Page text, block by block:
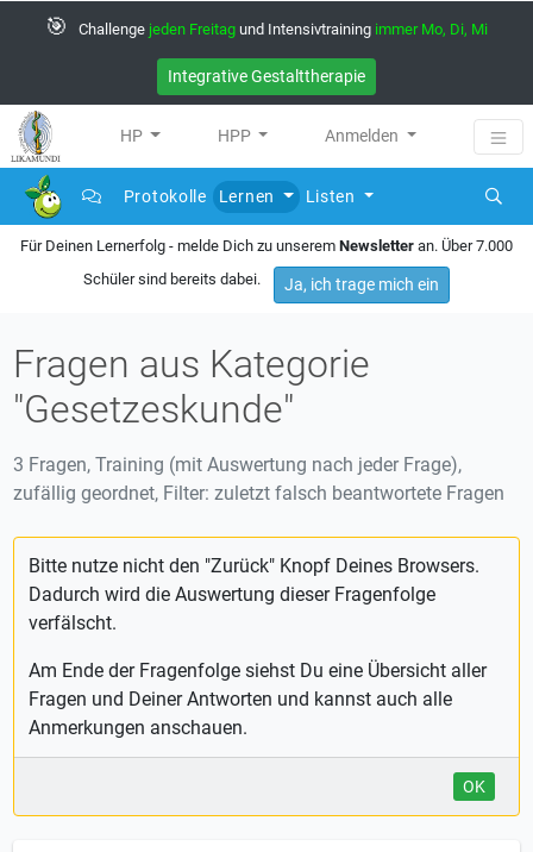
🎯 Challenge jeden Freitag und Intensivtraining immer Mo, Di, Mi
Integrative Gestalttherapie
HP HPP Anmelden
Protokolle Lernen Listen
Für Deinen Lernerfolg - melde Dich zu unserem Newsletter an. Über 7.000
Schüler sind bereits dabei.
Ja, ich trage mich ein
Fragen aus Kategorie
"Gesetzeskunde"
3 Fragen, Training (mit Auswertung nach jeder Frage),
zufällig geordnet, Filter: zuletzt falsch beantwortete Fragen
Bitte nutze nicht den "Zurück" Knopf Deines Browsers.
Dadurch wird die Auswertung dieser Fragenfolge
verfälscht.
Am Ende der Fragenfolge siehst Du eine Übersicht aller
Fragen und Deiner Antworten und kannst auch alle
Anmerkungen anschauen.
OK